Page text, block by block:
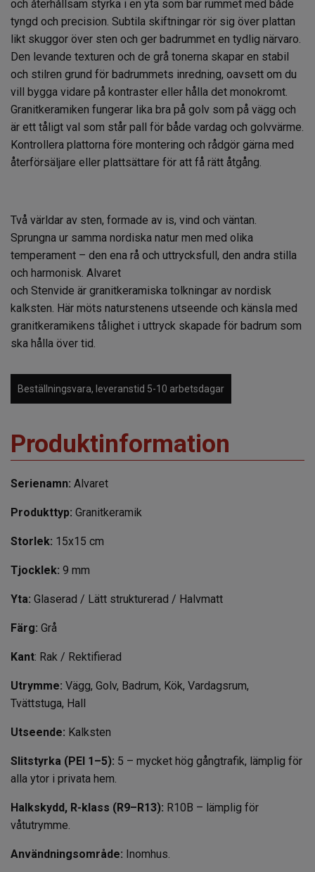
och återhållsam styrka i en yta som bär rummet med både
tyngd och precision. Subtila skiftningar rör sig över plattan
likt skuggor över sten och ger badrummet en tydlig närvaro.
Den levande texturen och de grå tonerna skapar en stabil
och stilren grund för badrummets inredning, oavsett om du
vill bygga vidare på kontraster eller hålla det monokromt.
Granitkeramiken fungerar lika bra på golv som på vägg och
är ett tåligt val som står pall för både vardag och golvvärme.
Kontrollera plattorna före montering och rådgör gärna med
återförsäljare eller plattsättare för att få rätt åtgång.
Två världar av sten, formade av is, vind och väntan.
Sprungna ur samma nordiska natur men med olika
temperament – den ena rå och uttrycksfull, den andra stilla
och harmonisk. Alvaret
och Stenvide är granitkeramiska tolkningar av nordisk
kalksten. Här möts naturstenens utseende och känsla med
granitkeramikens tålighet i uttryck skapade för badrum som
ska hålla över tid.
Beställningsvara, leveranstid 5-10 arbetsdagar
Produktinformation
Serienamn: Alvaret
Produkttyp: Granitkeramik
Storlek: 15x15 cm
Tjocklek: 9 mm
Yta: Glaserad / Lätt strukturerad / Halvmatt
Färg: Grå
Kant: Rak / Rektifierad
Utrymme: Vägg, Golv, Badrum, Kök, Vardagsrum,
Tvättstuga, Hall
Utseende: Kalksten
Slitstyrka (PEI 1–5): 5 – mycket hög gångtrafik, lämplig för
alla ytor i privata hem.
Halkskydd, R-klass (R9–R13): R10B – lämplig för
våtutrymme.
Användningsområde: Inomhus.